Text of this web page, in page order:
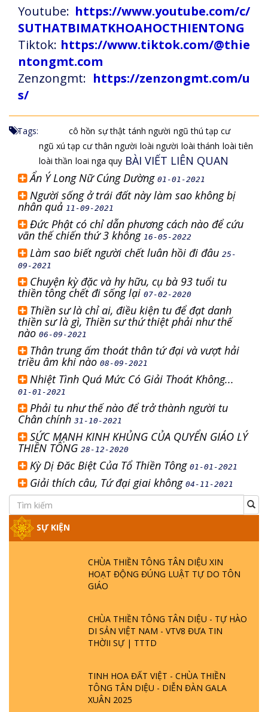
Youtube: https://www.youtube.com/c/
SUTHATBIMATKHOAHOCTHIENTONG
Tiktok: https://www.tiktok.com/@thie
ntongmt.com
Zenzongmt: https://zenzongmt.com/u
s/
Tags: cô hồn sự thật tánh người ngũ thú tạp cư
ngũ xú tạp cư thân người loài người loài thánh loài tiên
loài thần loai nga quy BÀI VIẾT LIÊN QUAN
Ẩn Ý Long Nữ Cúng Dường 01-01-2021
Người sống ở trái đất này làm sao không bị
nhân quả 11-09-2021
Đức Phật có chỉ dẫn phương cách nào để cứu
vãn thế chiến thứ 3 không 16-05-2022
Làm sao biết người chết luân hồi đi đâu 25-
09-2021
Chuyện kỳ đặc và hy hữu, cụ bà 93 tuổi tu
thiền tông chết đi sống lại 07-02-2020
Thiền sư là chỉ ai, điều kiện tu để đạt danh
thiền sư là gì, Thiền sư thứ thiệt phải như thế
nào 06-09-2021
Thân trung ấm thoát thân tứ đại và vượt hải
triều âm khi nào 08-09-2021
Nhiệt Tình Quá Mức Có Giải Thoát Không...
01-01-2021
Phải tu như thế nào để trở thành người tu
Chân chính 31-10-2021
SỨC MẠNH KINH KHỦNG CỦA QUYỂN GIÁO LÝ
THIỀN TÔNG 28-12-2020
Kỳ Dị Đăc Biệt Của Tổ Thiền Tông 01-01-2021
Giải thích câu, Tứ đại giai không 04-11-2021
SỰ KIỆN
CHÙA THIỀN TÔNG TÂN DIỆU XIN
HOẠT ĐỘNG ĐÚNG LUẬT TỰ DO TÔN
GIÁO
CHÙA THIỀN TÔNG TÂN DIỆU - TỰ HÀO
DI SẢN VIỆT NAM - VTV8 ĐƯA TIN
THỜII SỰ | TTTD
TINH HOA ĐẤT VIỆT - CHÙA THIỀN
TÔNG TÂN DIỆU - DIỄN ĐÀN GALA
XUÂN 2025